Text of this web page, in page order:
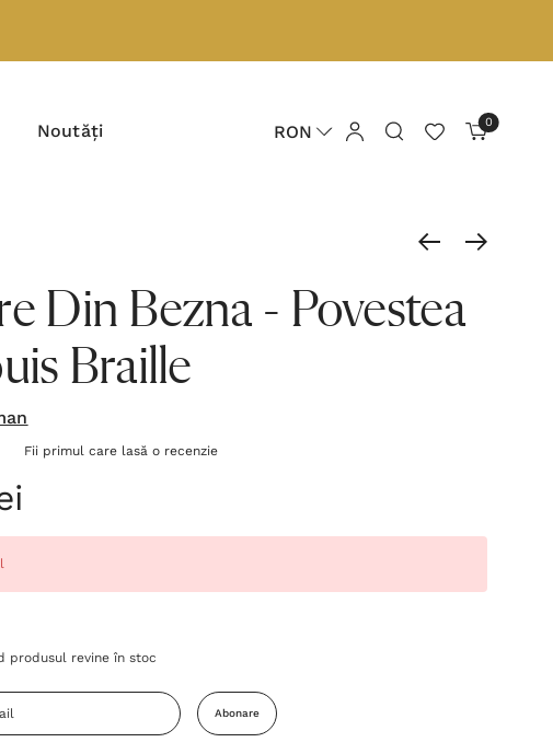
Noutăți RON 0
Din Bezna - Povestea
Braille
Fii primul care lasă o recenzie
produsul revine în stoc
Abonare